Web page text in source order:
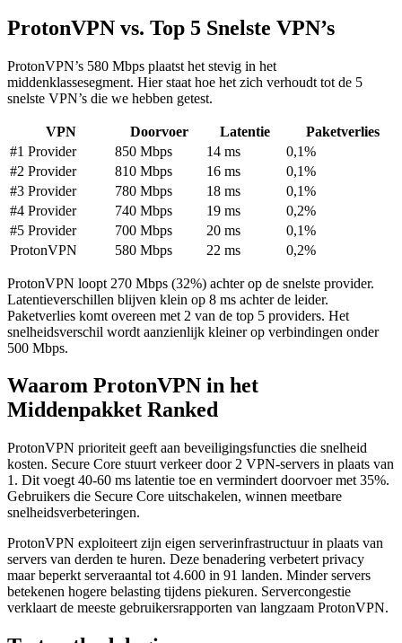
ProtonVPN vs. Top 5 Snelste VPN’s
ProtonVPN’s 580 Mbps plaatst het stevig in het
middenklassesegment. Hier staat hoe het zich verhoudt tot de 5
snelste VPN’s die we hebben getest.
VPN Doorvoer Latentie
Paketverlies
#1 Provider
850 Mbps 14 ms
0,1%
#2 Provider
810 Mbps 16 ms
0,1%
#3 Provider
780 Mbps 18 ms
0,1%
#4 Provider
740 Mbps 19 ms
0,2%
#5 Provider
700 Mbps 20 ms
0,1%
ProtonVPN
580 Mbps 22 ms 0,2%
ProtonVPN loopt 270 Mbps (32%) achter op de snelste provider.
Latentieverschillen blijven klein op 8 ms achter de leider.
Paketverlies komt overeen met 2 van de top 5 providers. Het
snelheidsverschil wordt aanzienlijk kleiner op verbindingen onder
500 Mbps.
Waarom ProtonVPN in het
Middenpakket Ranked
ProtonVPN prioriteit geeft aan beveiligingsfuncties die snelheid
kosten. Secure Core stuurt verkeer door 2 VPN-servers in plaats van
1. Dit voegt 40-60 ms latentie toe en vermindert doorvoer met 35%.
Gebruikers die Secure Core uitschakelen, winnen meetbare
snelheidsverbeteringen.
ProtonVPN exploiteert zijn eigen serverinfrastructuur in plaats van
servers van derden te huren. Deze benadering verbetert privacy
maar beperkt serveraantal tot 4.600 in 91 landen. Minder servers
betekenen hogere belasting tijdens piekuren. Servercongestie
verklaart de meeste gebruikersrapporten van langzaam ProtonVPN.